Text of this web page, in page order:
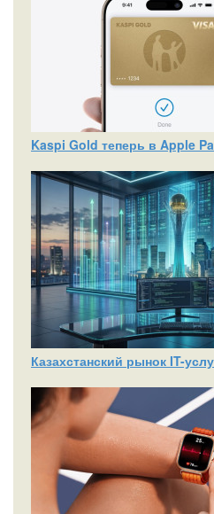
Kaspi Gold теперь в Apple
Казахстанский рынок IT-